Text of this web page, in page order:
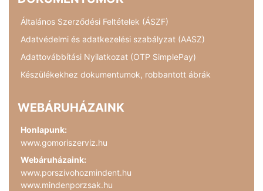
Általános Szerződési Feltételek (ÁSZF)
Adatvédelmi és adatkezelési szabályzat (AASZ)
Adattovábbítási Nyilatkozat (OTP SimplePay)
Készülékekhez dokumentumok, robbantott ábrák
WEBÁRUHÁZAINK
Honlapunk:
www.gomoriszerviz.hu
Webáruházaink:
www.porszivohozmindent.hu
www.mindenporzsak.hu